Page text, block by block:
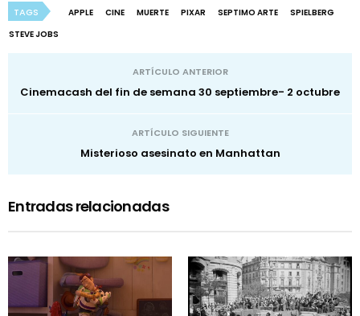
TAGS APPLE CINE MUERTE PIXAR SEPTIMO ARTE
SPIELBERG
STEVE JOBS
ARTÍCULO ANTERIOR
Cinemacash del fin de semana 30 septiembre- 2 octubre
ARTÍCULO SIGUIENTE
Misterioso asesinato en Manhattan
Entradas relacionadas